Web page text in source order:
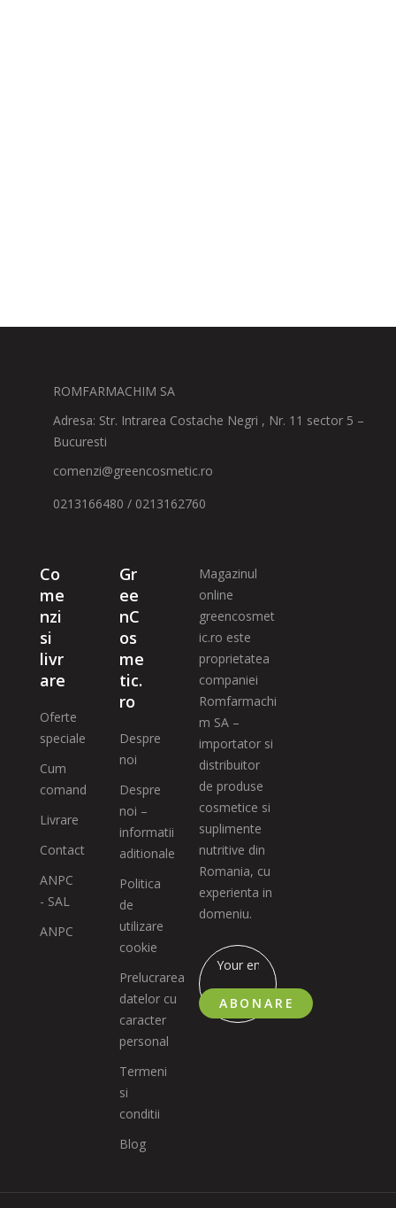
ROMFARMACHIM SA
Adresa: Str. Intrarea Costache Negri , Nr. 11 sector 5 –
Bucuresti
comenzi@greencosmetic.ro
0213166480 / 0213162760
Co
me
nzi
si
livr
are
Oferte
speciale
Cum
comand
Livrare
Contact
ANPC
- SAL
ANPC
Gr
ee
nC
os
me
tic.
ro
Despre
noi
Despre
noi –
informatii
aditionale
Politica
de
utilizare
cookie
Prelucrarea
datelor cu
caracter
personal
Termeni
si
conditii
Blog
Magazinul
online
greencosmet
ic.ro este
proprietatea
companiei
Romfarmachi
m SA –
importator si
distribuitor
de produse
cosmetice si
suplimente
nutritive din
Romania, cu
experienta in
domeniu.
ABONARE